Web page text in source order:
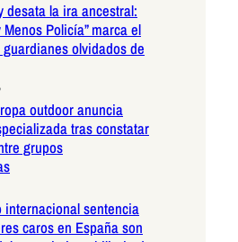
desata la ira ancestral:
Menos Policía” marca el
olvidados de
outdoor anuncia
tras constatar
grupos
internacional sentencia
caros en España son